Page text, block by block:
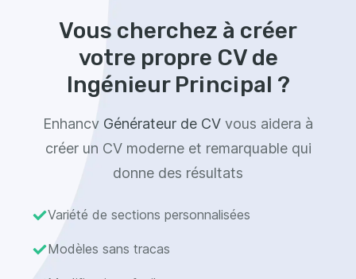
Vous cherchez à créer
votre propre CV de
Ingénieur Principal ?
Enhancv Générateur de CV vous aidera à
créer un CV moderne et remarquable qui
donne des résultats
Variété de sections personnalisées
Modèles sans tracas